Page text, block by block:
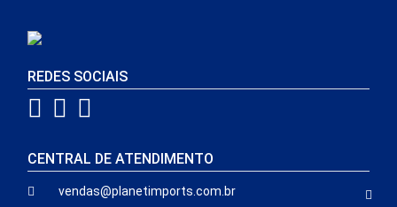
REDES SOCIAIS
CENTRAL DE ATENDIMENTO
vendas@planetimports.com.br